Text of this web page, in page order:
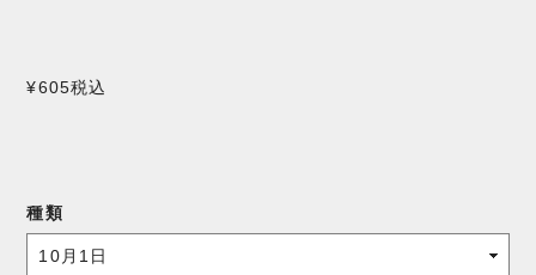
¥605税込
種類